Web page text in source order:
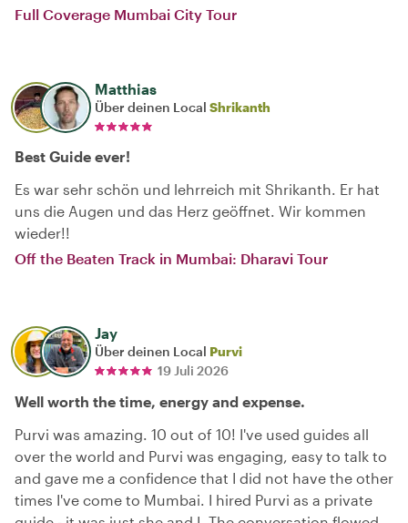
Full Coverage Mumbai City Tour
Matthias
Über deinen Local Shrikanth
Best Guide ever!
Es war sehr schön und lehrreich mit Shrikanth. Er hat
uns die Augen und das Herz geöffnet. Wir kommen
wieder!!
Off the Beaten Track in Mumbai: Dharavi Tour
Jay
Über deinen Local Purvi
19 Juli 2026
Well worth the time, energy and expense.
Purvi was amazing. 10 out of 10! I've used guides all
over the world and Purvi was engaging, easy to talk to
and gave me a confidence that I did not have the other
times I've come to Mumbai. I hired Purvi as a private